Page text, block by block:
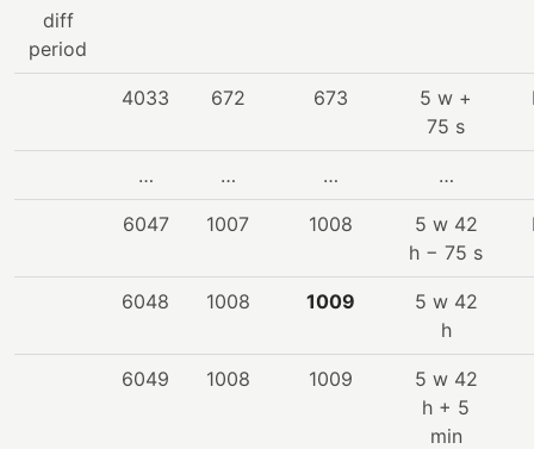
diff
period
4033 672 673
5 w +
75 s
… … … …
6047 1007 1008
5 w 42
h − 75 s
6048 1008 1009
5 w 42
h
6049 1008 1009
5 w 42
h + 5
min